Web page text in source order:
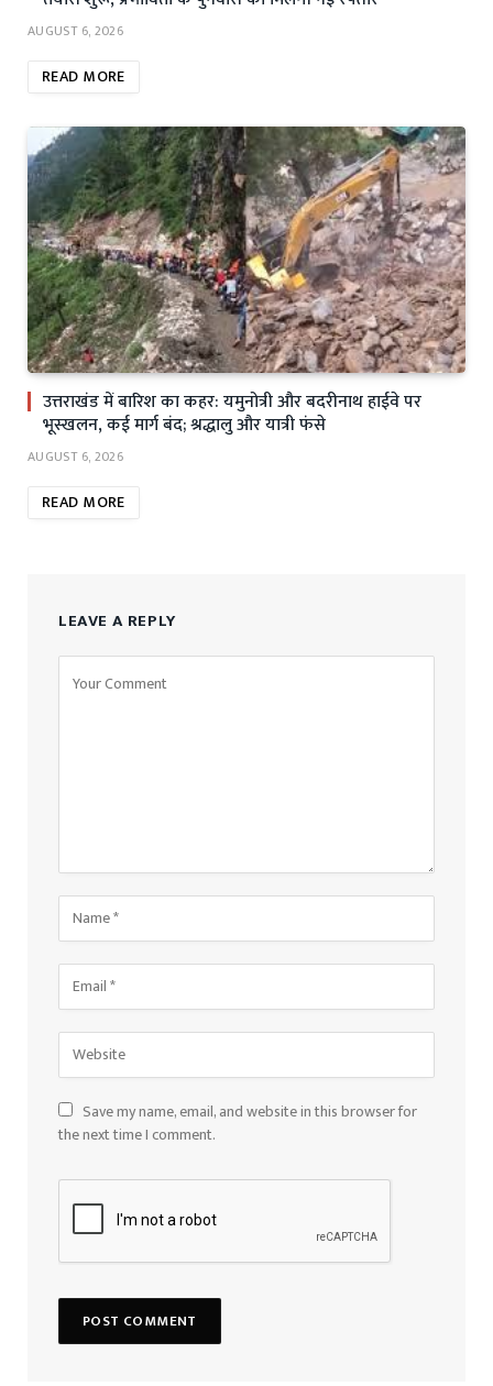
AUGUST 6, 2026
READ MORE
उत्तराखंड में बारिश का कहर: यमुनोत्री और बदरीनाथ हाईवे पर
भूस्खलन, कई मार्ग बंद; श्रद्धालु और यात्री फंसे
AUGUST 6, 2026
READ MORE
LEAVE A REPLY
Save my name, email, and website in this browser for
the next time I comment.